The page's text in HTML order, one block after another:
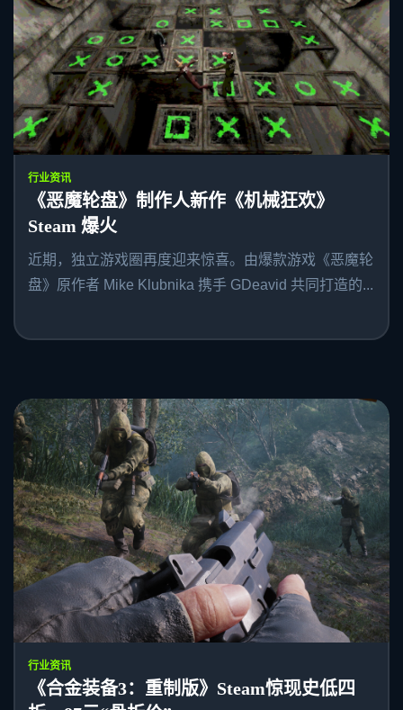
行业资讯
《恶魔轮盘》制作人新作《机械狂欢》
Steam 爆火
近期，独立游戏圈再度迎来惊喜。由爆款游戏《恶魔轮
盘》原作者 Mike Klubnika 携手 GDeavid 共同打造的...
行业资讯
《合金装备3：重制版》Steam惊现史低四